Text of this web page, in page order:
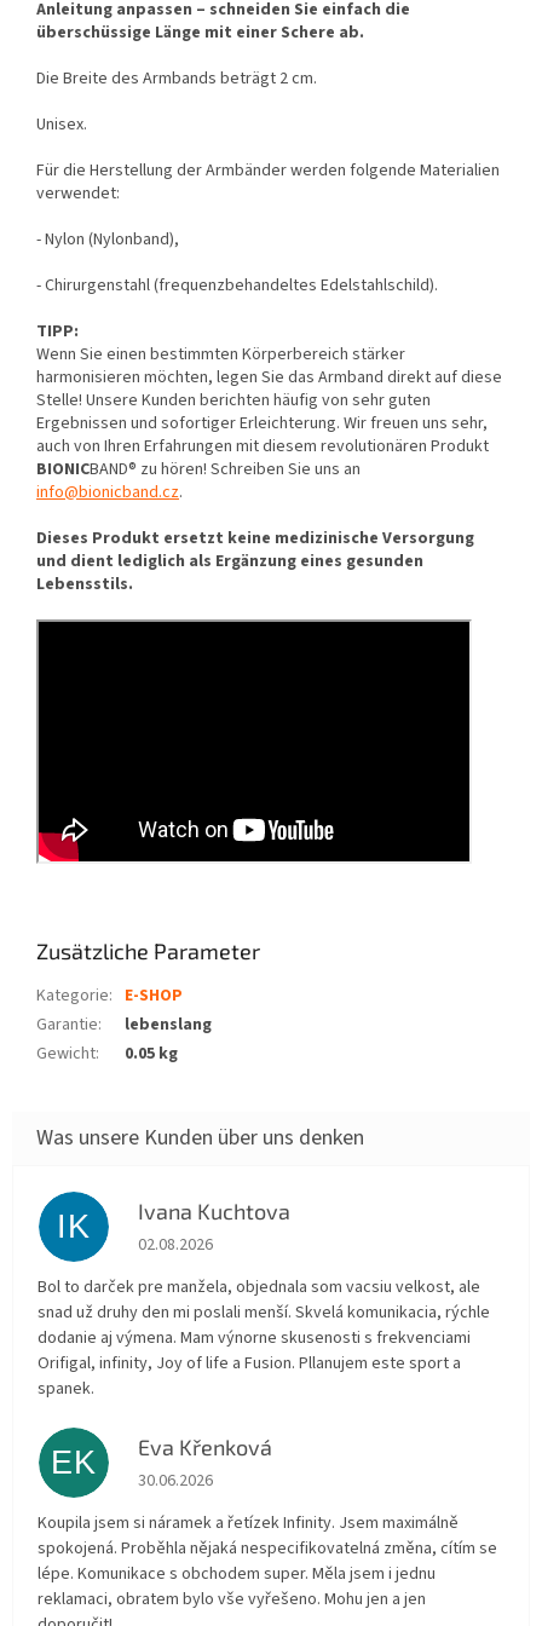
Anleitung anpassen – schneiden Sie einfach die
überschüssige Länge mit einer Schere ab.
Die Breite des Armbands beträgt 2 cm.
Unisex.
Für die Herstellung der Armbänder werden folgende Materialien
verwendet:
- Nylon (Nylonband),
- Chirurgenstahl (frequenzbehandeltes Edelstahlschild).
TIPP:
Wenn Sie einen bestimmten Körperbereich stärker
harmonisieren möchten, legen Sie das Armband direkt auf diese
Stelle! Unsere Kunden berichten häufig von sehr guten
Ergebnissen und sofortiger Erleichterung. Wir freuen uns sehr,
auch von Ihren Erfahrungen mit diesem revolutionären Produkt
BIONICBAND® zu hören! Schreiben Sie uns an
info@bionicband.cz.
Dieses Produkt ersetzt keine medizinische Versorgung
und dient lediglich als Ergänzung eines gesunden
Lebensstils.
Zusätzliche Parameter
Kategorie: E-SHOP
Garantie:
lebenslang
Gewicht: 0.05 kg
IK Ivana Kuchtova
Die Shop-Bewertung beträgt 5 von 5 Sternen.
02.08.2026
Bol to darček pre manžela, objednala som vacsiu velkost, ale
snad už druhy den mi poslali menší. Skvelá komunikacia, rýchle
dodanie aj výmena. Mam výnorne skusenosti s frekvenciami
Orifigal, infinity, Joy of life a Fusion. Pllanujem este sport a
spanek.
EK Eva Křenková
Die Shop-Bewertung beträgt 5 von 5 Sternen.
30.06.2026
Koupila jsem si náramek a řetízek Infinity. Jsem maximálně
spokojená. Proběhla nějaká nespecifikovatelná změna, cítím se
lépe. Komunikace s obchodem super. Měla jsem i jednu
reklamaci, obratem bylo vše vyřešeno. Mohu jen a jen